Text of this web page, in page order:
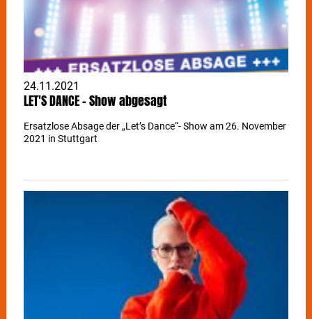
24.11.2021
LET'S DANCE - Show abgesagt
Ersatzlose Absage der „Let’s Dance“- Show am 26. November
2021 in Stuttgart